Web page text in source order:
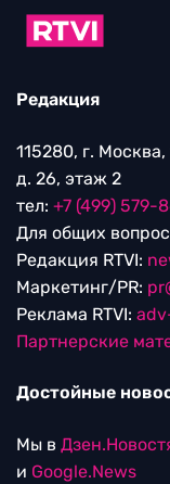
Редакция
115280, г.
д. 26, этаж 2
тел: +7 (499) 579-
Для общих
Редакция RTVI:
Маркетинг/PR:
Реклама RTVI:
Партнерские
Достойные
Мы в
и Google.News